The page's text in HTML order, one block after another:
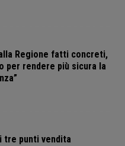
Regione fatti concreti,
per rendere più sicura la
tre punti vendita